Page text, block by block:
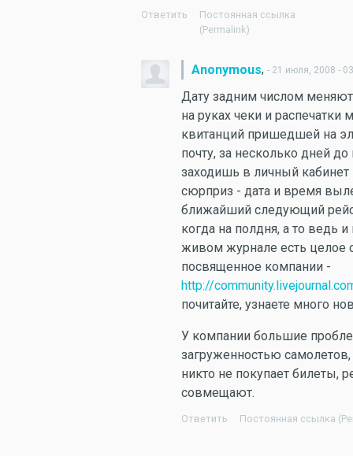
Ответить
Постоянная ссылка
(Permalink)
Anonymous, - 21 июля, 2008 -
Дату задним числом
на руках чеки и распечатки
квитанций пришедшей на
почту, за несколько дней
заходишь в личный кабинет
сюрприз - дата и время
ближайший следующий
когда на полдня, а то ведь и
живом журнале есть целое
посвященное компании -
http://
почитайте, узнаете много
У компании большие
загруженностью
никто не покупает билеты,
совмещают.
Ответить Постоянная ссылка